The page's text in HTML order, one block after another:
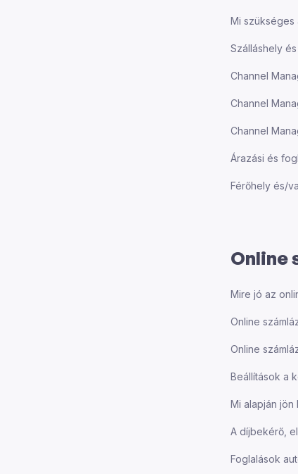
Mi szükséges
Szálláshely
Channel
Channel
Channel
Árazási és
Férőhely és/
Online
Mire jó az
Online
Online
Beállítások a
Mi alapján jön
A díjbekérő,
Foglalások